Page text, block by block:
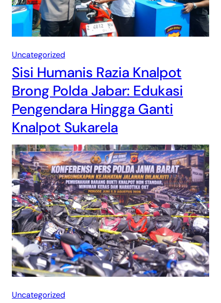
Uncategorized
Sisi Humanis Razia Knalpot
Brong Polda Jabar: Edukasi
Pengendara Hingga Ganti
Knalpot Sukarela
Uncategorized